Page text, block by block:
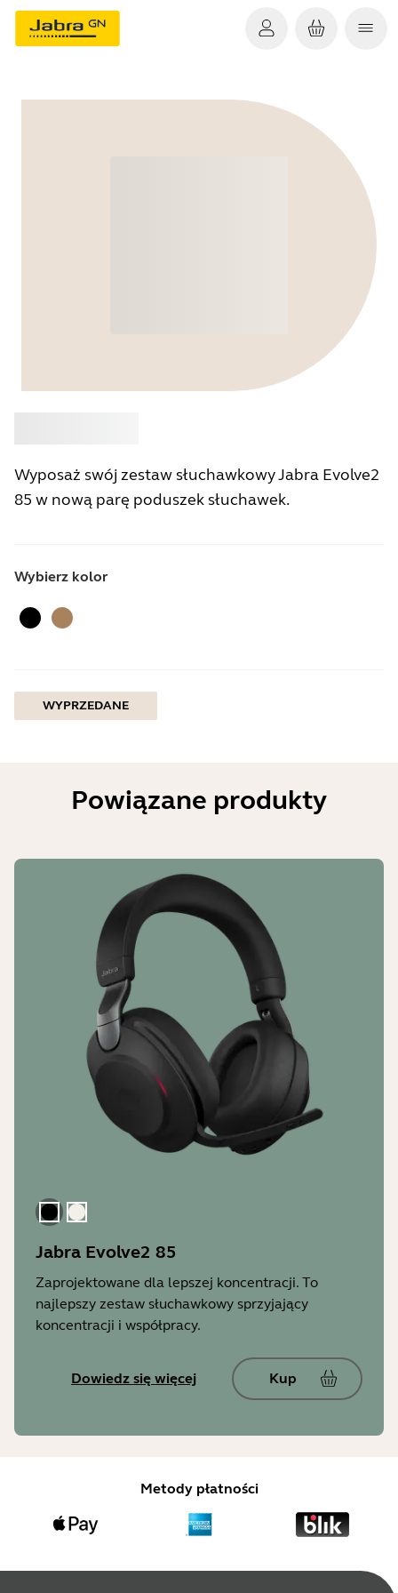
Wyposaż swój zestaw słuchawkowy Jabra Evolve2
85 w nową parę poduszek słuchawek.
Wybierz kolor
CzarnyZłoty Beżowy
WYPRZEDANE
Powiązane produkty
CzarnyZłoty Beżowy
Jabra Evolve2 85
Zaprojektowane dla lepszej koncentracji. To
najlepszy zestaw słuchawkowy sprzyjający
koncentracji i współpracy.
Dowiedz się więcej Kup
Metody płatności